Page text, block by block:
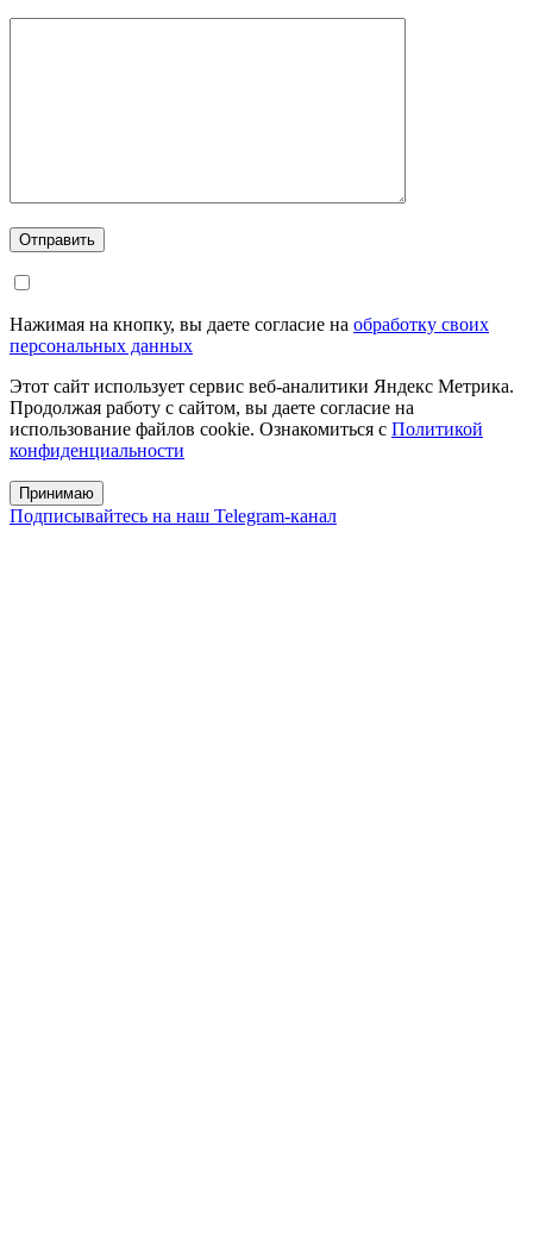
Отправить
Нажимая на кнопку, вы даете согласие на обработку своих
персональных данных
Этот сайт использует сервис веб-аналитики Яндекс Метрика.
Продолжая работу с сайтом, вы даете согласие на
использование файлов cookie. Ознакомиться с Политикой
конфиденциальности
Принимаю
Подписывайтесь на наш Telegram-канал